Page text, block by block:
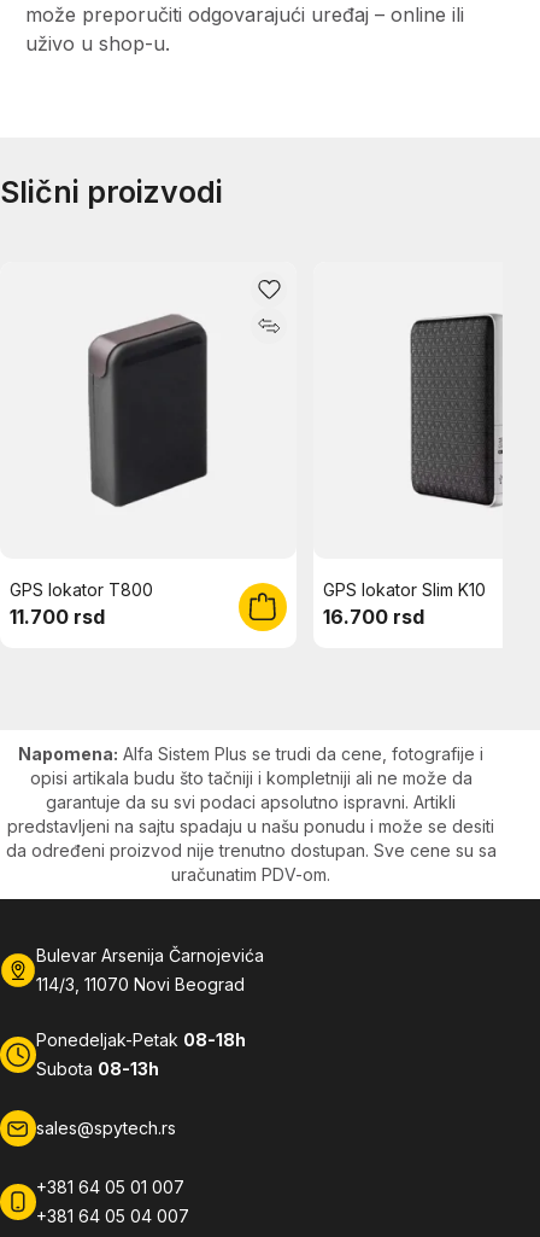
može preporučiti odgovarajući uređaj – online ili
uživo u shop-u.
Slični proizvodi
GPS lokator T800
11.700 rsd
GPS lokator Slim K10
16.700 rsd
Napomena: Alfa Sistem Plus se trudi da cene, fotografije i
opisi artikala budu što tačniji i kompletniji ali ne može da
garantuje da su svi podaci apsolutno ispravni. Artikli
predstavljeni na sajtu spadaju u našu ponudu i može se desiti
da određeni proizvod nije trenutno dostupan. Sve cene su sa
uračunatim PDV-om.
Bulevar Arsenija Čarnojevića
114/3, 11070 Novi Beograd
Ponedeljak-Petak 08-18h
Subota 08-13h
sales@spytech.rs
+381 64 05 01 007
+381 64 05 04 007